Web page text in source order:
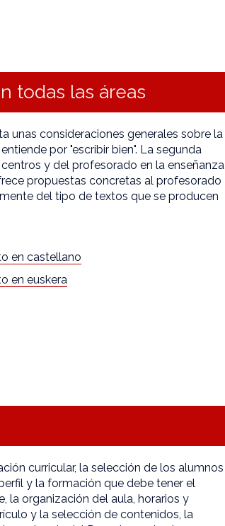
todas las áreas
unas consideraciones generales sobre la
por "escribir bien". La segunda
y del profesorado en la enseñanza
propuestas concretas al profesorado
del tipo de textos que se producen
en castellano
en euskera
curricular, la selección de los alumnos
y la formación que debe tener el
la organización del aula, horarios y
y la selección de contenidos, la